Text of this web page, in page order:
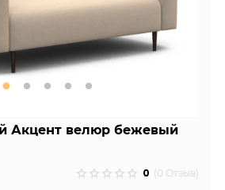
Акцент велюр бежевый
0 (0 Отзыв)